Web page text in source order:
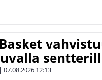
| 07.08.2026 12:13